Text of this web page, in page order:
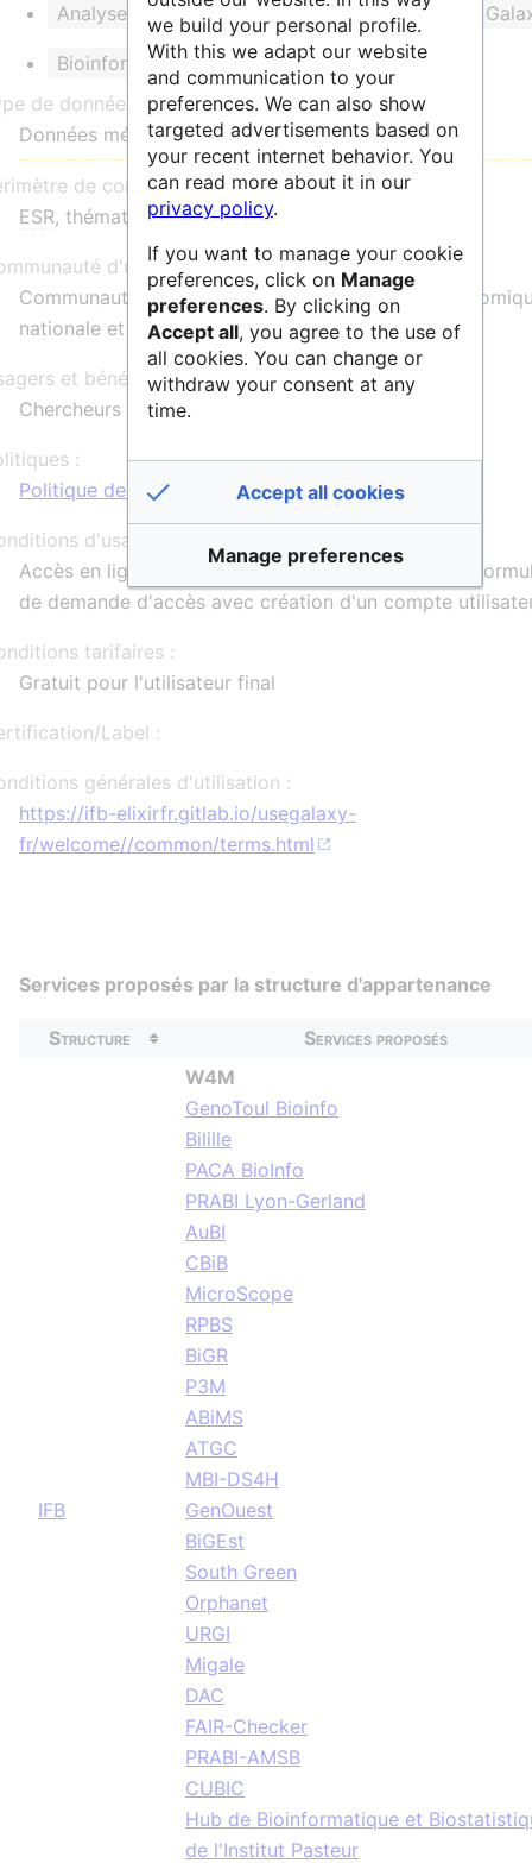
Analyse métabolomique Annotation
Bioinformatique
de données :
Données métabolomiques
de communauté :
ESR, thématique, privé, national, international
d'utilisateurs :
Communauté scientifique de recherche en
nationale et internationale, académique et privée
et bénéficiaires :
Chercheurs (public et privé), doctorants
:
Politique de données
d'usage :
Accès en ligne aux services de MetaboHUB via un
de demande d'accès avec création d'un compte
tarifaires :
Gratuit pour l'utilisateur final
Label :
générales d'utilisation :
https://ifb-elixirfr.gitlab.io/usegalaxy-
fr/welcome//common/terms.html
Services proposés par la structure d'appartenance
Structure Services proposés
IFB
W4M
GenoToul Bioinfo
Bilille
PACA BioInfo
PRABI Lyon-Gerland
AuBI
CBiB
MicroScope
RPBS
BiGR
P3M
ABiMS
ATGC
MBI-DS4H
GenOuest
BiGEst
South Green
Orphanet
URGI
Migale
DAC
FAIR-Checker
PRABI-AMSB
CUBIC
Hub de Bioinformatique et
de l'Institut Pasteur
we build your personal profile.
With this we adapt our website
and communication to your
preferences. We can also show
targeted advertisements based on
your recent internet behavior. You
can read more about it in our
privacy policy.
If you want to manage your cookie
preferences, click on Manage
preferences. By clicking on
Accept all, you agree to the use of
all cookies. You can change or
withdraw your consent at any
time.
Accept all cookies
Manage preferences